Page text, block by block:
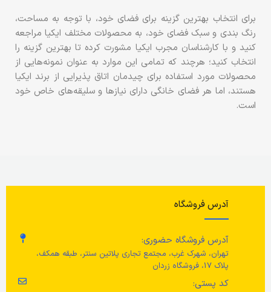
برای انتخاب بهترین گزینه برای فضای خود، با توجه به مساحت،
رنگ بندی و سبک فضای خود، به محصولات مختلف ایکیا مراجعه
کنید و با کارشناسان مجرب ایکیا مشورت کرده تا بهترین گزینه را
انتخاب کنید؛ هرچند که تمامی این موارد به عنوان نمونه‌هایی از
محصولات مورد استفاده برای چیدمان اتاق پذیرایی از برند ایکیا
هستند، اما هر فضای خانگی دارای نیازها و سلیقه‌های خاص خود
است.
آدرس فروشگاه
آدرس فروشگاه حضوری:
تهران، شهرک غرب، مجتمع تجاری پلاتین سنتر، طبقه همکف،
پلاک 17، فروشگاه زردان
کد پستی: